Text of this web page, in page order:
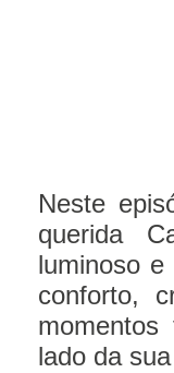
Neste
querida
luminoso
conforto,
lado da